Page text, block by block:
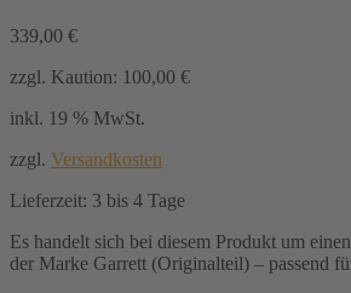
339,00 €
zzgl. Kaution: 100,00 €
inkl. 19 % MwSt.
zzgl. Versandkosten
Lieferzeit: 3 bis 4 Tage
Es handelt sich bei diesem Produkt um
der Marke Garrett (Originalteil) – passend